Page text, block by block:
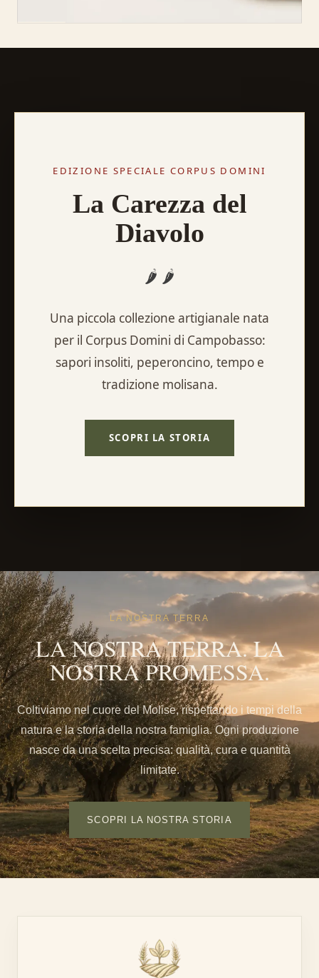
EDIZIONE SPECIALE CORPUS DOMINI
La Carezza del
Diavolo
🌶️ 🌶️
Una piccola collezione artigianale nata
per il Corpus Domini di Campobasso:
sapori insoliti, peperoncino, tempo e
tradizione molisana.
SCOPRI LA STORIA
LA NOSTRA TERRA
LA NOSTRA TERRA. LA
NOSTRA PROMESSA.
Coltiviamo nel cuore del Molise, rispettando i tempi della
natura e la storia della nostra famiglia. Ogni produzione
nasce da una scelta precisa: qualità, cura e quantità
limitate.
SCOPRI LA NOSTRA STORIA